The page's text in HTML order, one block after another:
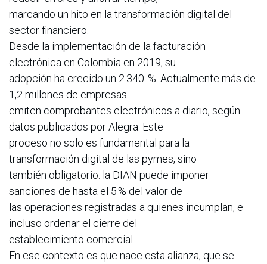
marcando un hito en la transformación digital del
sector financiero.
Desde la implementación de la facturación
electrónica en Colombia en 2019, su
adopción ha crecido un 2.340 %. Actualmente más de
1,2 millones de empresas
emiten comprobantes electrónicos a diario, según
datos publicados por Alegra. Este
proceso no solo es fundamental para la
transformación digital de las pymes, sino
también obligatorio: la DIAN puede imponer
sanciones de hasta el 5 % del valor de
las operaciones registradas a quienes incumplan, e
incluso ordenar el cierre del
establecimiento comercial.
En ese contexto es que nace esta alianza, que se